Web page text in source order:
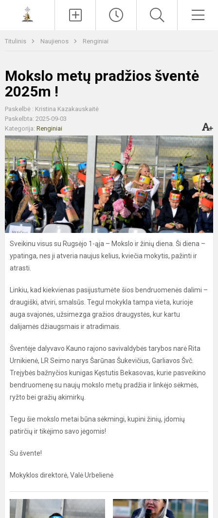
Titulinis Naujienos Renginiai
Mokslo metų pradžios šventė
2025m !
Paskelbė : Kristina Kazakauskaitė
Paskelbta: 2025-09-03
Kategorija: Renginiai
Sveikinu visus su Rugsėjo 1-ąja – Mokslo ir žinių diena. Ši diena –
ypatinga, nes ji atveria naujus kelius, kviečia mokytis, pažinti ir
atrasti.
Linkiu, kad kiekvienas pasijustumėte šios bendruomenės dalimi –
draugiški, atviri, smalsūs. Tegul mokykla tampa vieta, kurioje
auga svajonės, užsimezga gražios draugystės, kur kartu
dalijamės džiaugsmais ir atradimais.
Šventėje dalyvavo Kauno rajono savivaldybės tarybos narė Rita
Urnikienė, LR Seimo narys Šarūnas Šukevičius, Garliavos Švč.
Trejybės bažnyčios kunigas Kęstutis Bekasovas, kurie pasveikino
bendruomenę su naujų mokslo metų pradžia ir linkėjo sėkmės,
ryžto bei gražių akimirkų.
Tegu šie mokslo metai būna sėkmingi, kupini žinių, įdomių
patirčių ir tikėjimo savo jėgomis!
Su švente!
Mokyklos direktorė, Valė Urbelienė